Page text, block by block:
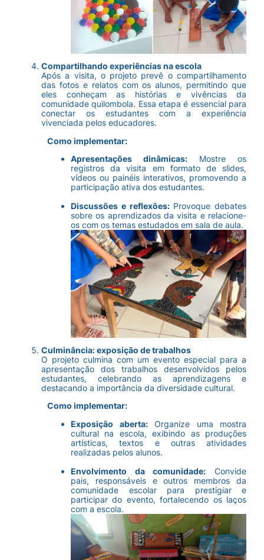
Compartilhando experiências na escola
Após a visita, o projeto prevê o compartilhamento
das fotos e relatos com os alunos, permitindo que
eles conheçam as histórias e vivências da
comunidade quilombola. Essa etapa é essencial para
conectar os estudantes com a experiência
vivenciada pelos educadores.
Como implementar:
Apresentações dinâmicas: Mostre os
registros da visita em formato de slides,
vídeos ou painéis interativos, promovendo a
participação ativa dos estudantes.
Discussões e reflexões:Provoque debates
sobre os aprendizados da visita e relacione-
os com os temas estudados em sala de aula.
Culminância: exposição de trabalhos
O projeto culmina com um evento especial para a
apresentação dos trabalhos desenvolvidos pelos
estudantes, celebrando as aprendizagens e
destacando a importância da diversidade cultural.
Como implementar:
Exposição aberta:Organize uma mostra
cultural na escola, exibindo as produções
artísticas, textos e outras atividades
realizadas pelos alunos.
Envolvimento da comunidade: Convide
pais, responsáveis e outros membros da
comunidade escolar para prestigiar e
participar do evento, fortalecendo os laços
com a escola.